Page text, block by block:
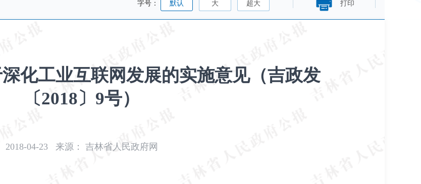
打印
字号： 默认 大 超大
化工业互联网发展的实施意见（吉政发
〔2018〕9号）
2018-04-23 来源： 吉林省人民政府网